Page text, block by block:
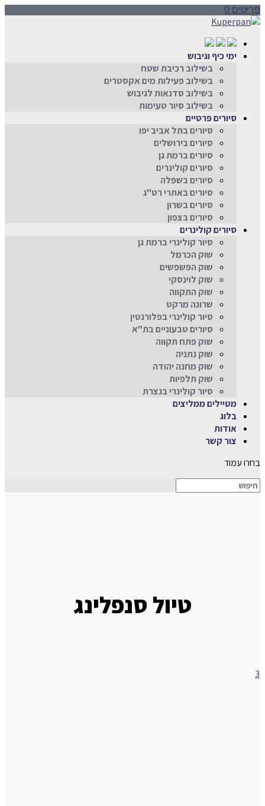
פריטים 0
ימי כיף וגיבוש
בשילוב רכיבת שטח
בשילוב פעילות מים אקסטרים
בשילוב סדנאות לגיבוש
בשילוב סיור טעימות
סיורים פרטיים
סיורים בתל אביב יפו
סיורים בירושלים
סיורים ברמת גן
סיורים קולינרים
סיורים בשפלה
סיורים באתרי רט"ג
סיורים בשרון
סיורים בצפון
סיורים קולינרים
סיור קולינרי ברמת גן
שוק הכרמל
שוק הפשפשים
שוק לוינסקי
שוק התקווה
שרונה מרקט
סיור קולינרי בפלורנטין
סיורים טבעוניים בת"א
שוק פתח תקווה
שוק נתניה
שוק מחנה יהודה
שוק תלפיות
סיור קולינרי בנצרת
מטיילים ממליצים
בלוג
אודות
צור קשר
בחרו עמוד
טיול סנפלינג
3